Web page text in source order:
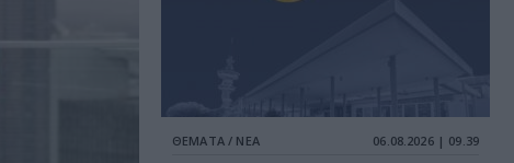
ΘΕΜΑΤΑ / ΝΕΑ 06.08.2026 | 09.39